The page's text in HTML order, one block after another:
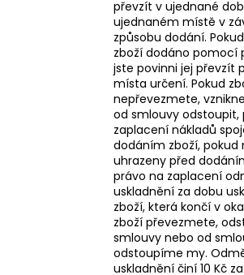
převzít v ujednané
ujednaném místě v
způsobu dodání.
zboží dodáno pomocí
jste povinni jej převzít
místa určení. Pokud
nepřevezmete,
od smlouvy odstoupit,
zaplacení nákladů
dodáním zboží, pokud
uhrazeny před
právo na zaplacení
uskladnění za dobu
zboží, která končí v
zboží převezmete,
smlouvy nebo od
odstoupíme my.
uskladnění činí 10 Kč